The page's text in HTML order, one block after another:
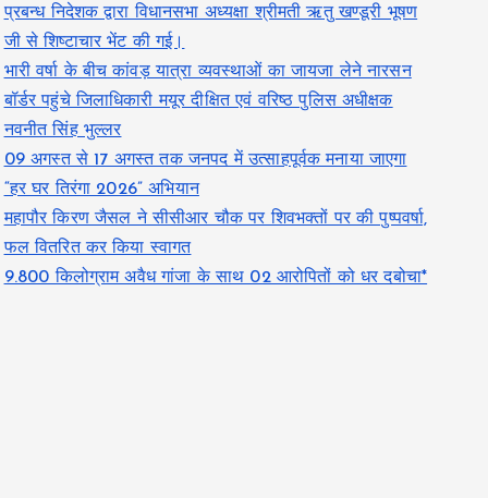
प्रबन्ध निदेशक द्वारा विधानसभा अध्यक्षा श्रीमती ऋतु खण्डूरी भूषण
जी से शिष्टाचार भेंट की गई।
भारी वर्षा के बीच कांवड़ यात्रा व्यवस्थाओं का जायजा लेने नारसन
बॉर्डर पहुंचे जिलाधिकारी मयूर दीक्षित एवं वरिष्ठ पुलिस अधीक्षक
नवनीत सिंह भुल्लर
09 अगस्त से 17 अगस्त तक जनपद में उत्साहपूर्वक मनाया जाएगा
“हर घर तिरंगा 2026” अभियान
महापौर किरण जैसल ने सीसीआर चौक पर शिवभक्तों पर की पुष्पवर्षा,
फल वितरित कर किया स्वागत
9.800 किलोग्राम अवैध गांजा के साथ 02 आरोपितों को धर दबोचा*